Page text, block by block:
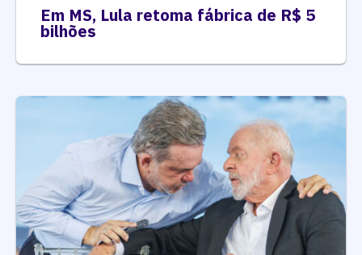
Em MS, Lula retoma fábrica de R$ 5
bilhões